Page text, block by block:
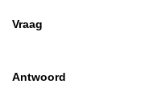
Vraag
Antwoord